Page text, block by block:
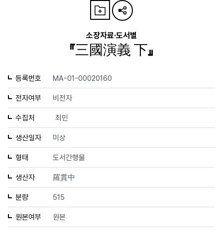
소장자료·도서별
『三國演義 下』
등록번호 MA-01-00020160
전자여부 비전자
수집처 최민
생산일자 미상
형태 도서간행물
생산자 羅貫中
분량 515
원본여부 원본